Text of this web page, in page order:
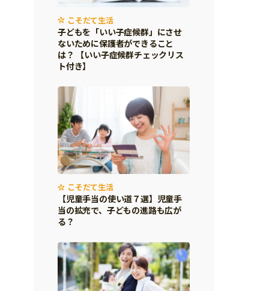
こそだて生活
子どもを「いい子症候群」にさせ
ないために保護者ができること
は？ 【いい子症候群チェックリス
ト付き】
こそだて生活
【児童手当の使い道７選】児童手
当の拡充で、子どもの進路も広が
る？